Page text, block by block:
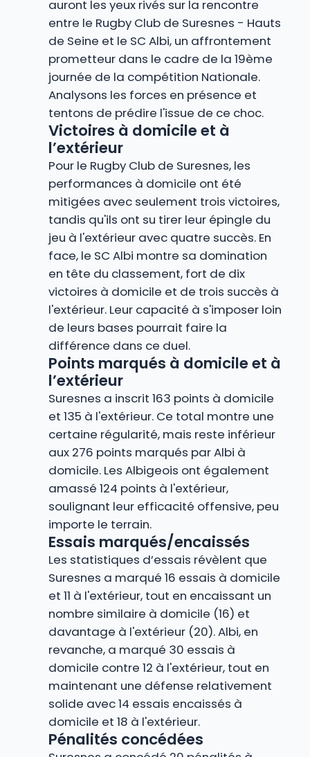
auront les yeux rivés sur la rencontre
entre le Rugby Club de Suresnes - Hauts
de Seine et le SC Albi, un affrontement
prometteur dans le cadre de la 19ème
journée de la compétition Nationale.
Analysons les forces en présence et
tentons de prédire l'issue de ce choc.
Victoires à domicile et à
l’extérieur
Pour le Rugby Club de Suresnes, les
performances à domicile ont été
mitigées avec seulement trois victoires,
tandis qu'ils ont su tirer leur épingle du
jeu à l'extérieur avec quatre succès. En
face, le SC Albi montre sa domination
en tête du classement, fort de dix
victoires à domicile et de trois succès à
l'extérieur. Leur capacité à s'imposer loin
de leurs bases pourrait faire la
différence dans ce duel.
Points marqués à domicile et à
l’extérieur
Suresnes a inscrit 163 points à domicile
et 135 à l'extérieur. Ce total montre une
certaine régularité, mais reste inférieur
aux 276 points marqués par Albi à
domicile. Les Albigeois ont également
amassé 124 points à l'extérieur,
soulignant leur efficacité offensive, peu
importe le terrain.
Essais marqués/encaissés
Les statistiques d’essais révèlent que
Suresnes a marqué 16 essais à domicile
et 11 à l'extérieur, tout en encaissant un
nombre similaire à domicile (16) et
davantage à l'extérieur (20). Albi, en
revanche, a marqué 30 essais à
domicile contre 12 à l'extérieur, tout en
maintenant une défense relativement
solide avec 14 essais encaissés à
domicile et 18 à l'extérieur.
Pénalités concédées